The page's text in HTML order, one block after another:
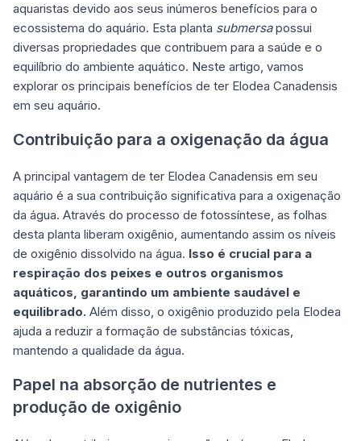
aquaristas devido aos seus inúmeros benefícios para o
ecossistema do aquário. Esta planta submersapossui
diversas propriedades que contribuem para a saúde e o
equilíbrio do ambiente aquático. Neste artigo, vamos
explorar os principais benefícios de ter Elodea Canadensis
em seu aquário.
Contribuição para a oxigenação da água
A principal vantagem de ter Elodea Canadensis em seu
aquário é a sua contribuição significativa para a oxigenação
da água. Através do processo de fotossíntese, as folhas
desta planta liberam oxigênio, aumentando assim os níveis
de oxigênio dissolvido na água. Isso é crucial para a
respiração dos peixes e outros organismos
aquáticos, garantindo um ambiente saudável e
equilibrado. Além disso, o oxigênio produzido pela Elodea
ajuda a reduzir a formação de substâncias tóxicas,
mantendo a qualidade da água.
Papel na absorção de nutrientes e
produção de oxigênio